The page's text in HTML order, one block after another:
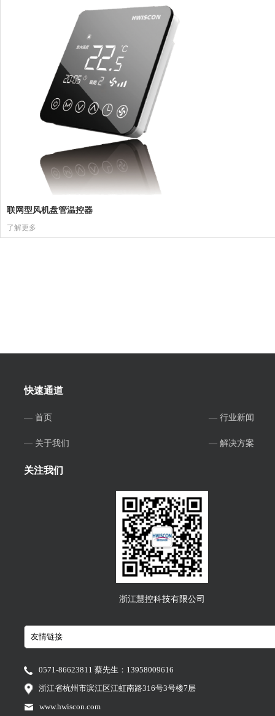
联网型风机盘管温控器
了解更多
快速通道
— 首页 — 行业新闻
— 关于我们 — 解决方案
关注我们
浙江慧控科技有限公司
0571-86623811 蔡先生：13958009616
浙江省杭州市滨江区江虹南路316号3号楼7层
www.hwiscon.com